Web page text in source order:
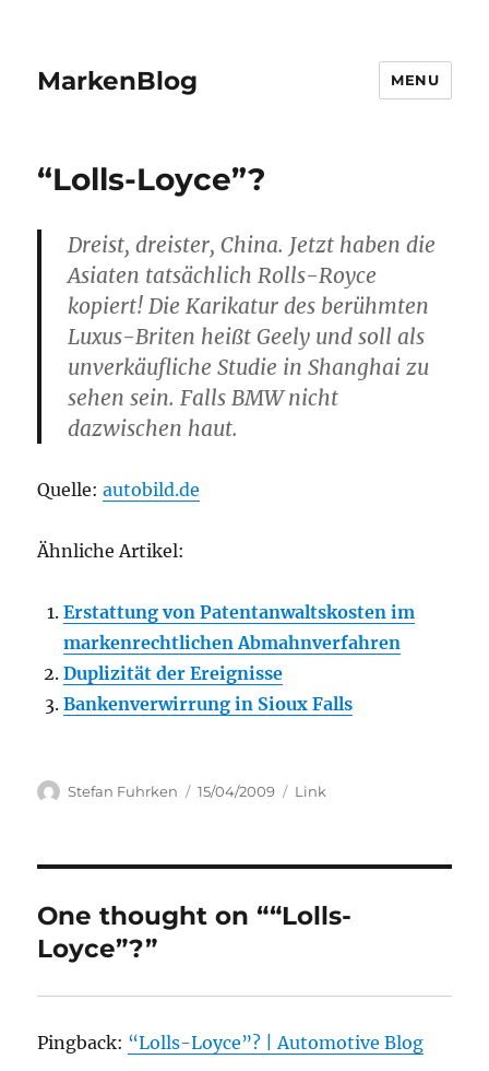
MarkenBlog MENU
“Lolls-Loyce”?
Dreist, dreister, China. Jetzt haben die
Asiaten tatsächlich Rolls-Royce
kopiert! Die Karikatur des berühmten
Luxus-Briten heißt Geely und soll als
unverkäufliche Studie in Shanghai zu
sehen sein. Falls BMW nicht
dazwischen haut.
Quelle:autobild.de
Ähnliche Artikel:
Erstattung von Patentanwaltskosten im
markenrechtlichen Abmahnverfahren
Duplizität der Ereignisse
Bankenverwirrung in Sioux Falls
Author
Stefan Fuhrken
Posted
15/04/2009 Categories
Link
One thought on ““Lolls-
Loyce”?”
Pingback: “Lolls-Loyce”? | Automotive Blog